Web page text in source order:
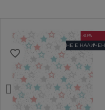
-30%
НЕ Е НАЛИЧЕН
favorite_border